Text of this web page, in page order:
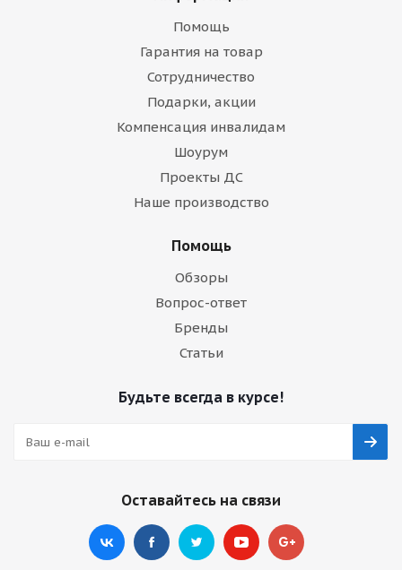
Помощь
Гарантия на товар
Сотрудничество
Подарки, акции
Компенсация инвалидам
Шоурум
Проекты ДС
Наше производство
Помощь
Обзоры
Вопрос-ответ
Бренды
Статьи
Будьте всегда в курсе!
Оставайтесь на связи